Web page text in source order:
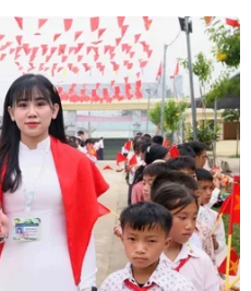
đạo huyện Hạ Lang cùng đại
Quốc) bấm nút khởi động
Thạc Long. (Ảnh: Văn
dân huyện Hạ Lang,
ủy, Chính quyền nhân
Tây, Trung
công bố mở cửa khẩu